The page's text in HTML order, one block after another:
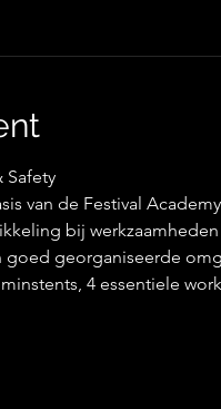
Safety
van de Festival
bij
georganiseerde
4 essentiele